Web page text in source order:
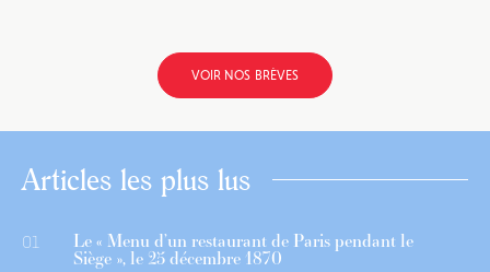
VOIR NOS BRÈVES
Articles les plus lus
01 Le « Menu d’un restaurant de Paris pendant le
Siège », le 25 décembre 1870